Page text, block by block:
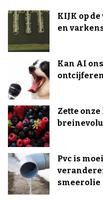
KIJK op
en
Kan AI
Zette
Pvc is
smeerolie